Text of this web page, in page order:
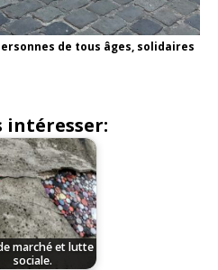
de tous âges, solidaires
intéresser:
marché et lutte
sociale.